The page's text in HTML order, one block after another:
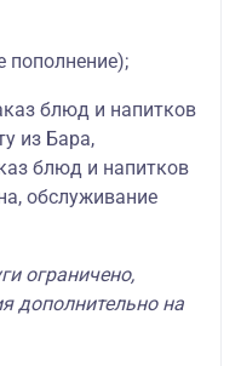
пополнение);
блюд и напитков
из Бара,
блюд и напитков
обслуживание
ограничено,
дополнительно на